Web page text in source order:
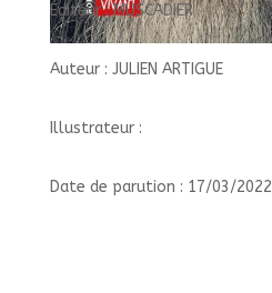
Éditeur : MUSCADIER
Auteur : JULIEN ARTIGUE
Illustrateur :
Date de parution : 17/03/2022